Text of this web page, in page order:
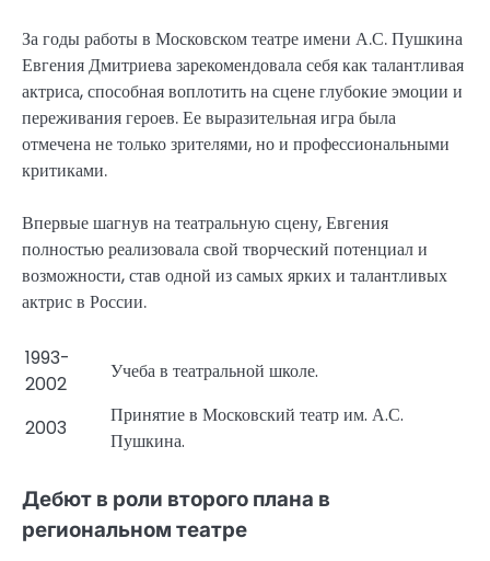
За годы работы в Московском театре имени А.С. Пушкина
Евгения Дмитриева зарекомендовала себя как талантливая
актриса, способная воплотить на сцене глубокие эмоции и
переживания героев. Ее выразительная игра была
отмечена не только зрителями, но и профессиональными
критиками.
Впервые шагнув на театральную сцену, Евгения
полностью реализовала свой творческий потенциал и
возможности, став одной из самых ярких и талантливых
актрис в России.
1993-
2002
Учеба в театральной школе.
2003
Принятие в Московский театр им. А.С.
Пушкина.
Дебют в роли второго плана в
региональном театре